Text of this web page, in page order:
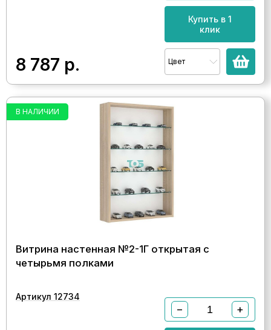
8 787 р.
Купить в 1
клик
Цвет
В НАЛИЧИИ
Витрина настенная №2-1Г открытая с
четырьмя полками
Артикул 12734
− +